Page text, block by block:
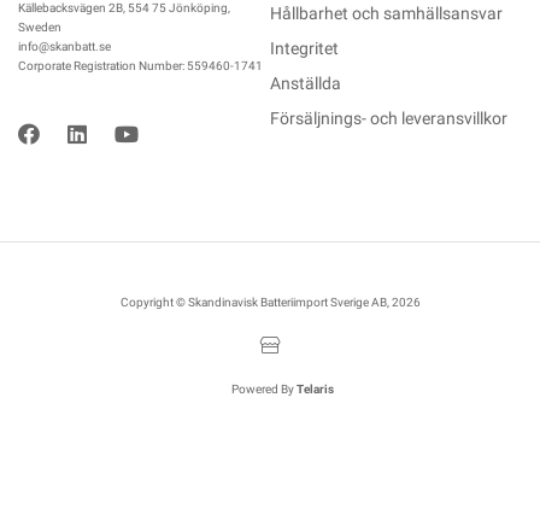
Källebacksvägen 2B, 554 75 Jönköping,
Sweden
info@skanbatt.se
Corporate Registration Number: 559460-1741
Hållbarhet och samhällsansvar
Integritet
Anställda
Försäljnings- och leveransvillkor
Copyright © Skandinavisk Batteriimport Sverige AB, 2026
Powered ByTelaris